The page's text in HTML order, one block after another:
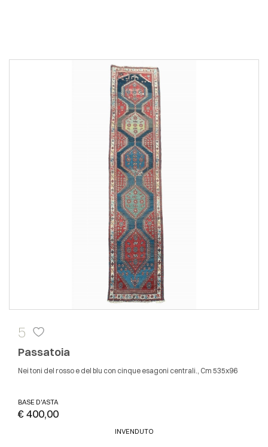
5
Passatoia
nei toni del rosso e del blu con cinque esagoni centrali., Cm 535x96
BASE D'ASTA
€ 400,00
INVENDUTO